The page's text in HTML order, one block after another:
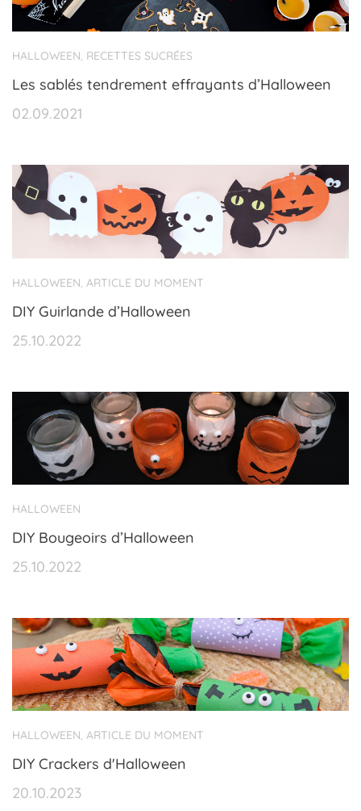
HALLOWEEN, RECETTES SUCRÉES
Les sablés tendrement effrayants d’Halloween
02.09.2021
HALLOWEEN ARTICLE DU MOMENT
DIY Guirlande d’Halloween
25.10.2022
HALLOWEEN
DIY Bougeoirs d’Halloween
25.10.2022
HALLOWEEN ARTICLE DU MOMENT
DIY Crackers d'Halloween
20.10.2023